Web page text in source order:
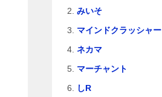
みいそ
マインドクラッシャー
ネカマ
マーチャント
しR